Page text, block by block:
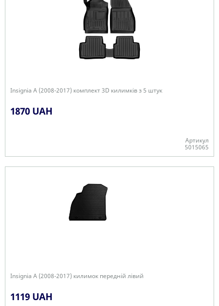
Insignia A (2008-2017) комплект 3D килимків з 5 штук
1870 UAH
Артикул
5015065
Insignia A (2008-2017) килимок передній лівий
1119 UAH